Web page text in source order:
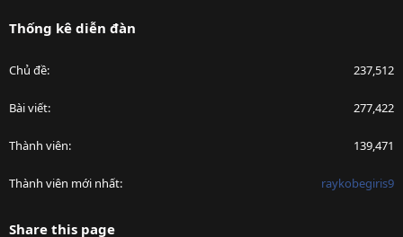
Thống kê diễn đàn
Chủ đề 237,512
Bài viết 277,422
Thành viên 139,471
Thành viên mới nhất raykobegiris9
Share this page